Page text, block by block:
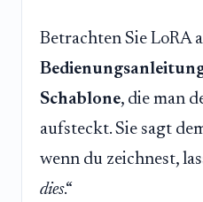
Betrachten Sie LoRA
Schablone, die man
aufsteckt. Sie sagt
wenn du zeichnest,
dies.“